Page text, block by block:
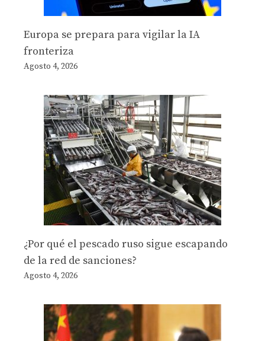
Europa se prepara para vigilar la IA
fronteriza
Agosto 4, 2026
¿Por qué el pescado ruso sigue escapando
de la red de sanciones?
Agosto 4, 2026